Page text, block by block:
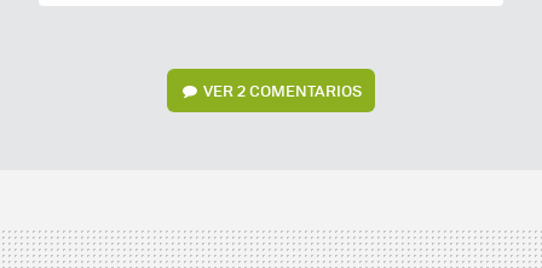
VER2 COMENTARIOS